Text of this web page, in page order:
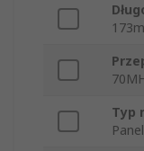
Typ
Panel